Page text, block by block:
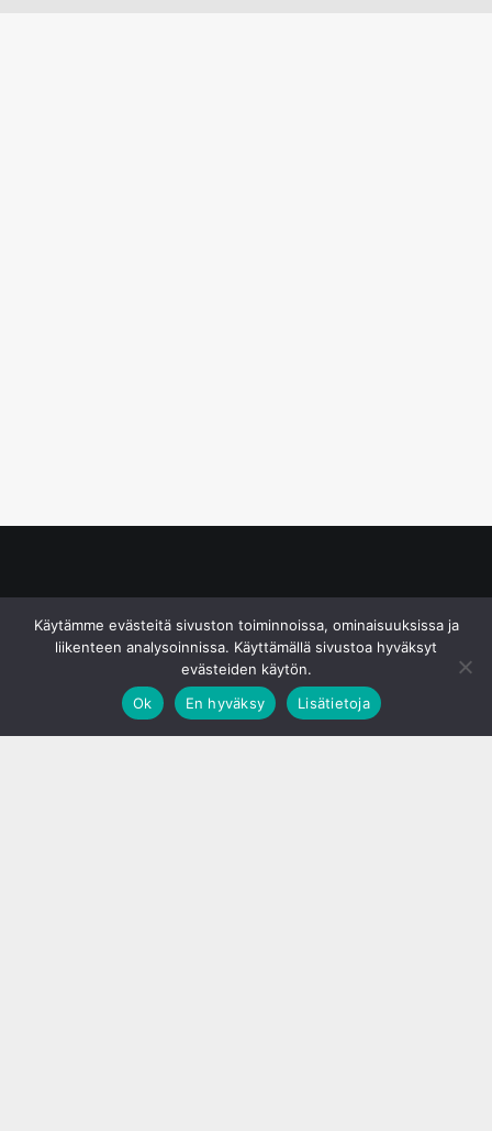
Käytämme evästeitä sivuston toiminnoissa, ominaisuuksissa ja
liikenteen analysoinnissa. Käyttämällä sivustoa hyväksyt
evästeiden käytön.
Ok
En hyväksy Lisätietoja